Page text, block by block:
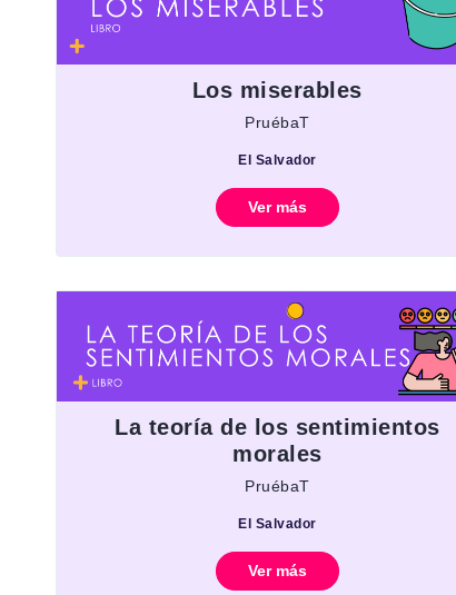
Los miserables
PruébaT
El Salvador
Ver más
La teoría de los sentimientos
morales
PruébaT
El Salvador
Ver más